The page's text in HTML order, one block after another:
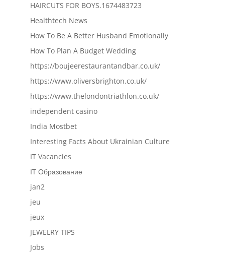
HAIRCUTS FOR BOYS.1674483723
Healthtech News
How To Be A Better Husband Emotionally
How To Plan A Budget Wedding
https://boujeerestaurantandbar.co.uk/
https://www.oliversbrighton.co.uk/
https://www.thelondontriathlon.co.uk/
independent casino
India Mostbet
Interesting Facts About Ukrainian Culture
IT Vacancies
IT Образование
jan2
jeu
jeux
JEWELRY TIPS
Jobs